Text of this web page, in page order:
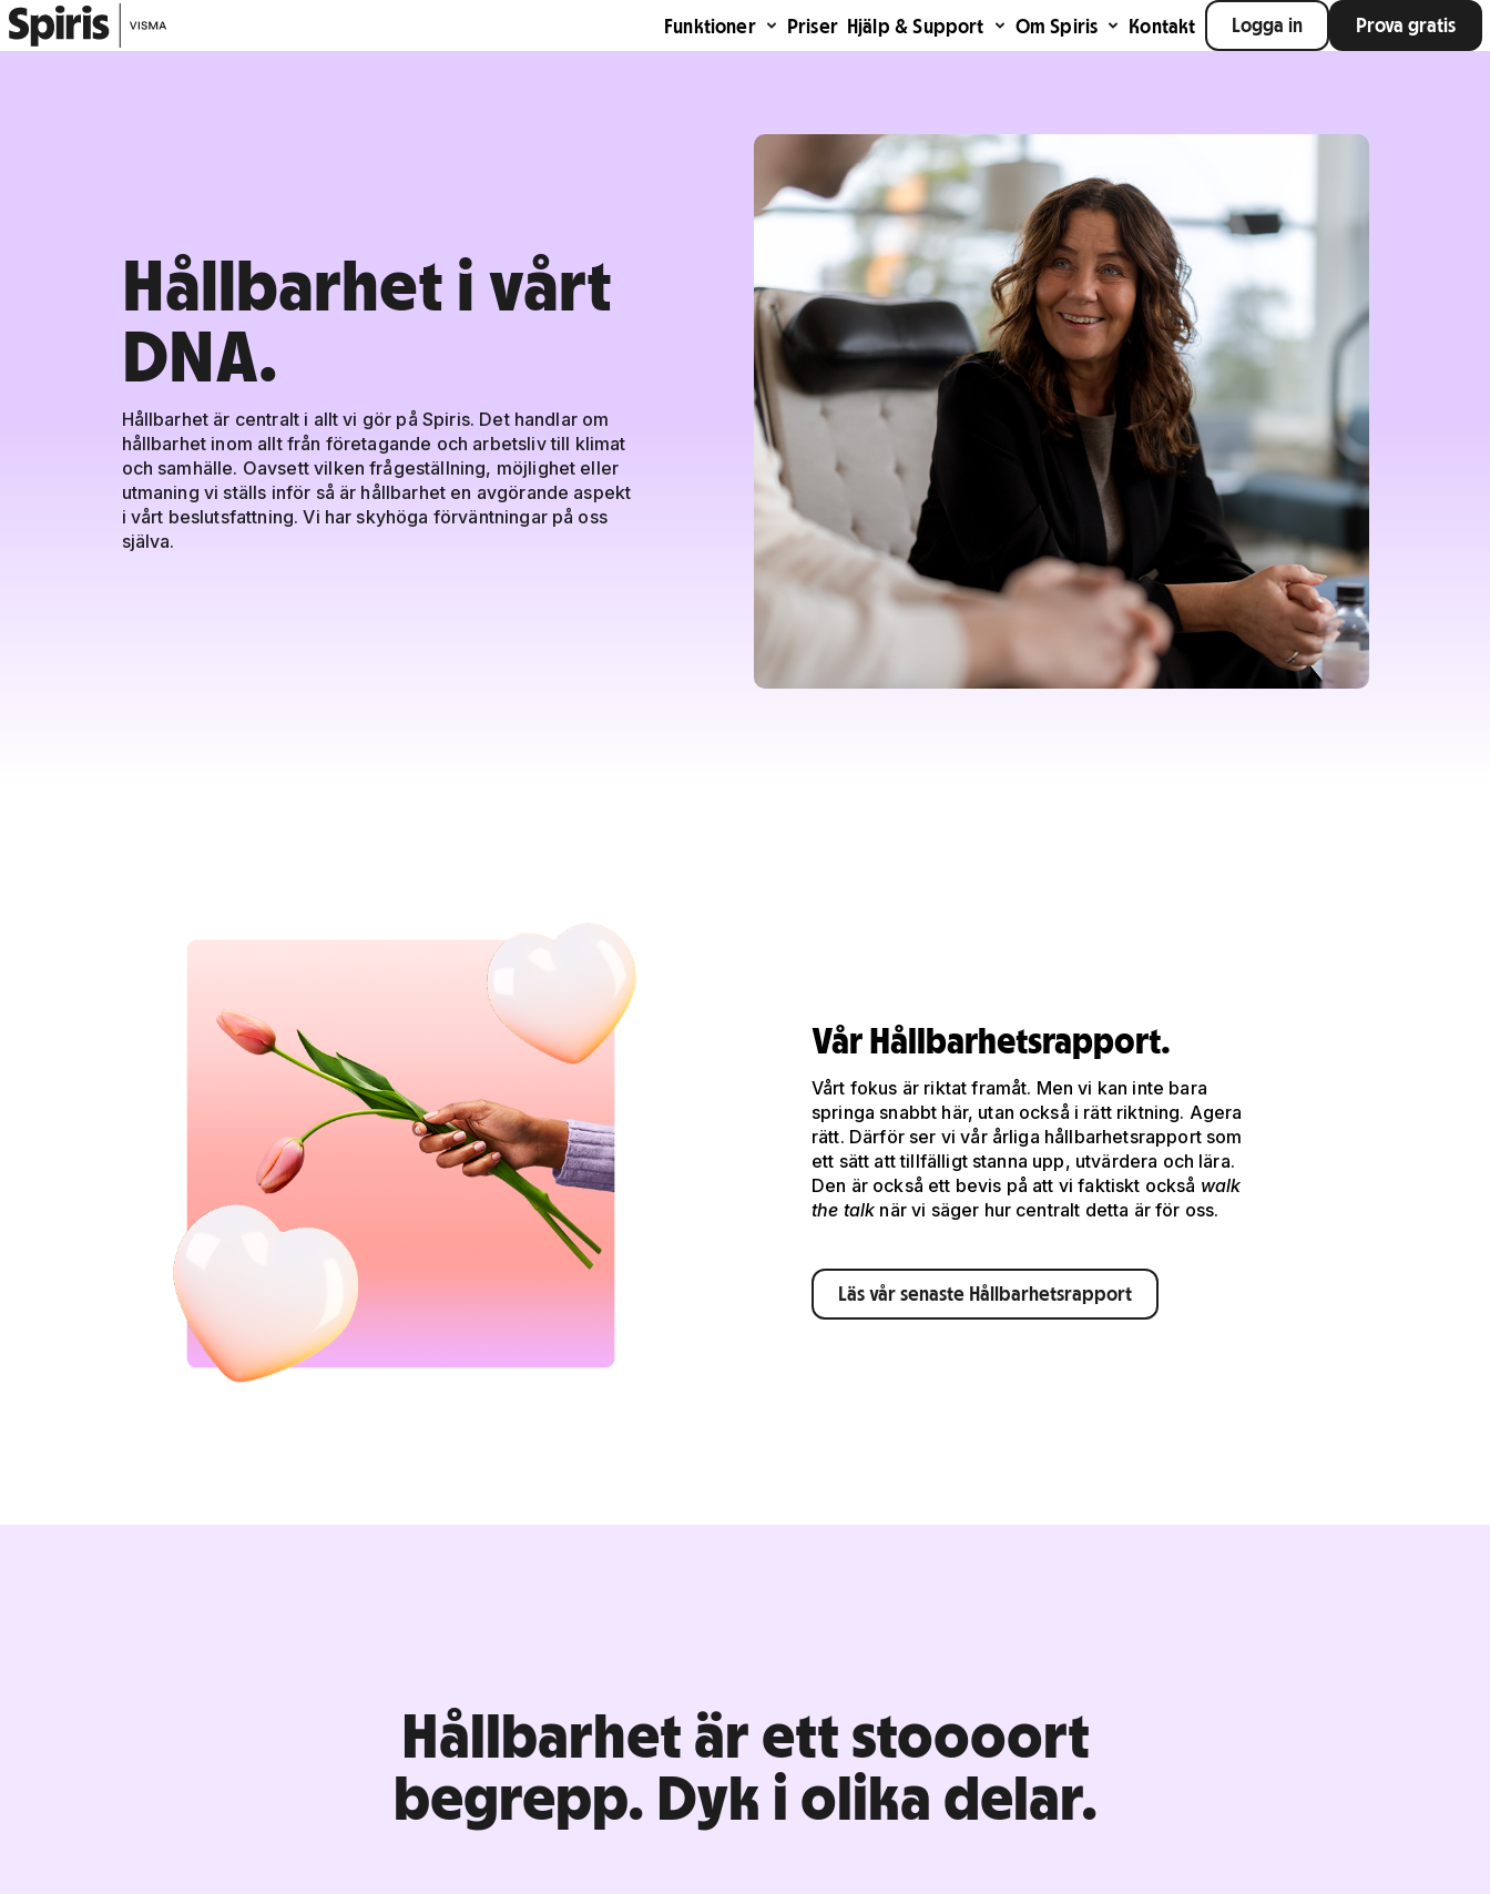
Funktioner Priser Hjälp & Support Om Spiris Kontakt Logga in Prova gratis
Hållbarhet i vårt
DNA.
Hållbarhet är centralt i allt vi gör på Spiris. Det handlar om
hållbarhet inom allt från företagande och arbetsliv till klimat
och samhälle. Oavsett vilken frågeställning, möjlighet eller
utmaning vi ställs inför så är hållbarhet en avgörande aspekt
i vårt beslutsfattning. Vi har skyhöga förväntningar på oss
själva.
Vår Hållbarhetsrapport.
Vårt fokus är riktat framåt. Men vi kan inte bara
springa snabbt här, utan också i rätt riktning. Agera
rätt. Därför ser vi vår årliga hållbarhetsrapport som
ett sätt att tillfälligt stanna upp, utvärdera och lära.
Den är också ett bevis på att vi faktiskt också walk
the talk när vi säger hur centralt detta är för oss.
Läs vår senaste Hållbarhetsrapport
Hållbarhet är ett stoooort
begrepp. Dyk i olika delar.